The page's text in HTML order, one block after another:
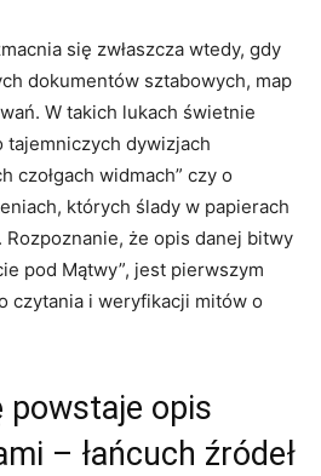
się zwłaszcza wtedy, gdy
dokumentów sztabowych, map
W takich lukach świetnie
tajemniczych dywizjach
czołgach widmach” czy o
których ślady w papierach
Rozpoznanie, że opis danej bitwy
pod Mątwy”, jest pierwszym
czytania i weryfikacji mitów o
powstaje opis
– łańcuch źródeł